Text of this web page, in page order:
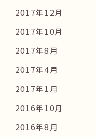
2017年12月
2017年10月
2017年8月
2017年4月
2017年1月
2016年10月
2016年8月